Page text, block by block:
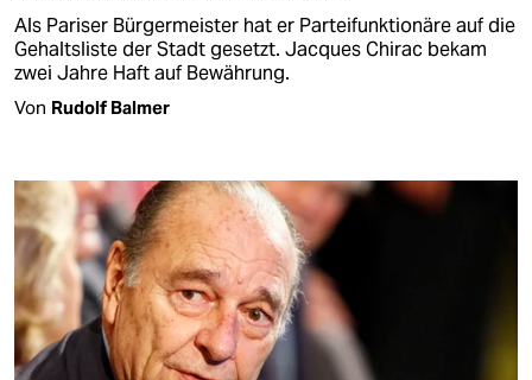
Als Pariser Bürgermeister hat er Parteifunktionäre auf die
Gehaltsliste der Stadt gesetzt. Jacques Chirac bekam
zwei Jahre Haft auf Bewährung.
Von Rudolf Balmer